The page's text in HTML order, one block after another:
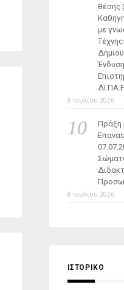
θέσης
με
8 Ιουλίου 2026
Πράξη
8 Ιουλίου 2026
ΙΣΤΟΡΙΚΌ